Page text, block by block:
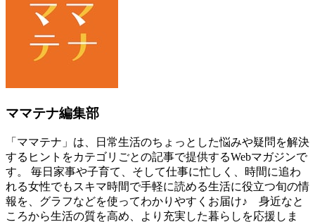
ママテナ編集部
「ママテナ」は、日常生活のちょっとした悩みや疑問を解決
するヒントをカテゴリごとの記事で提供するWebマガジンで
す。 毎日家事や子育て、そして仕事に忙しく、時間に追わ
れる女性でもスキマ時間で手軽に読める生活に役立つ旬の情
報を、グラフなどを使ってわかりやすくお届け♪ 身近なと
ころから生活の質を高め、より充実した暮らしを応援しま